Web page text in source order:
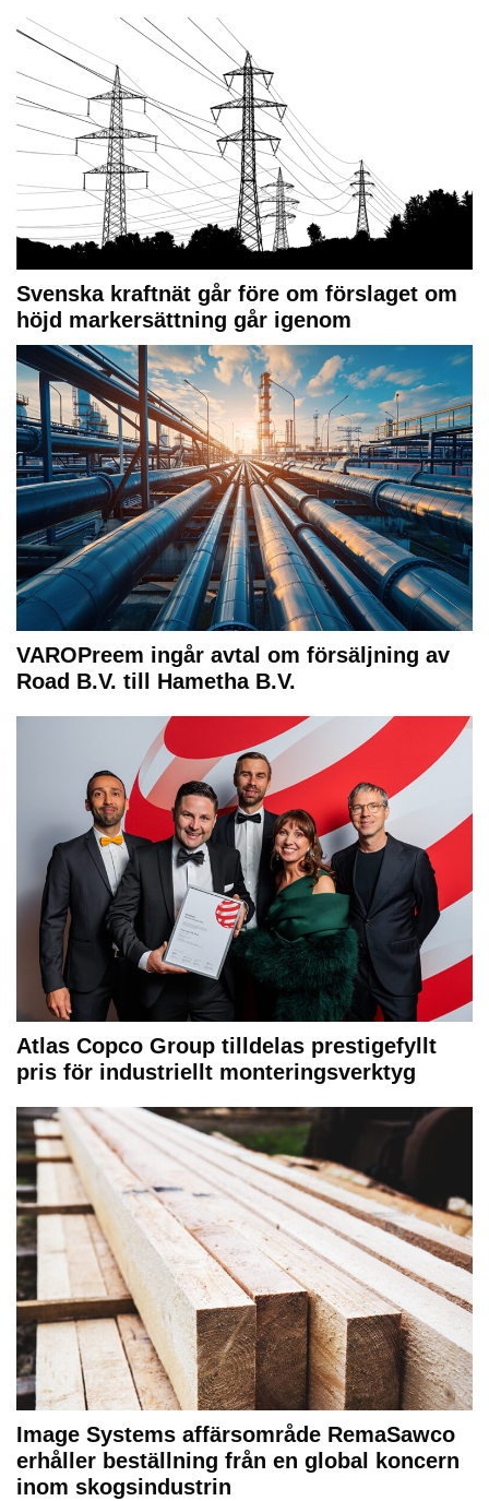
Svenska kraftnät går före om förslaget om
höjd markersättning går igenom
VAROPreem ingår avtal om försäljning av
Road B.V. till Hametha B.V.
Atlas Copco Group tilldelas prestigefyllt
pris för industriellt monteringsverktyg
Image Systems affärsområde RemaSawco
erhåller beställning från en global koncern
inom skogsindustrin